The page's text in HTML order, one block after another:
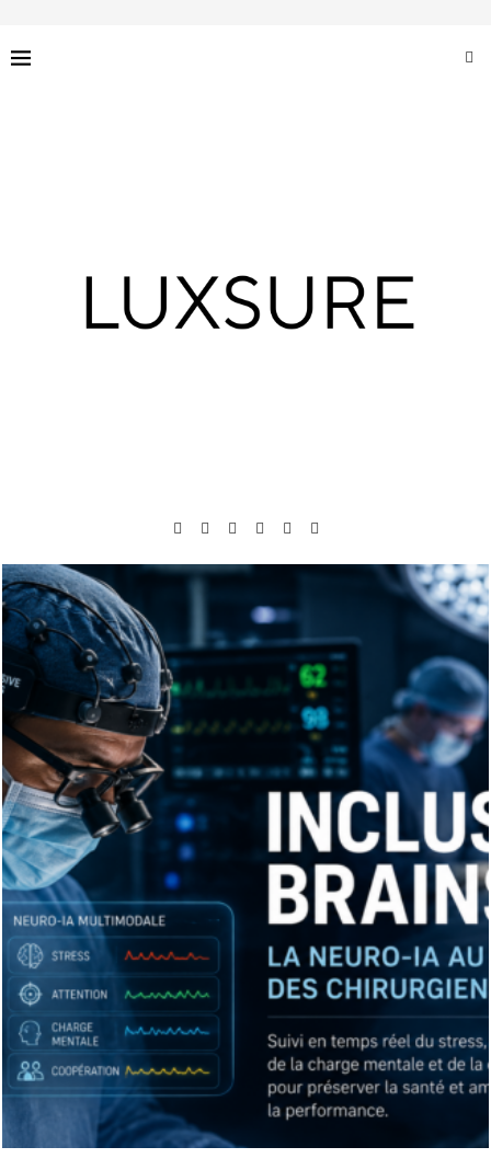
QUAND LA MACHINE APPREND À LIRE LA FATIGUE DU
CHIRURGIEN